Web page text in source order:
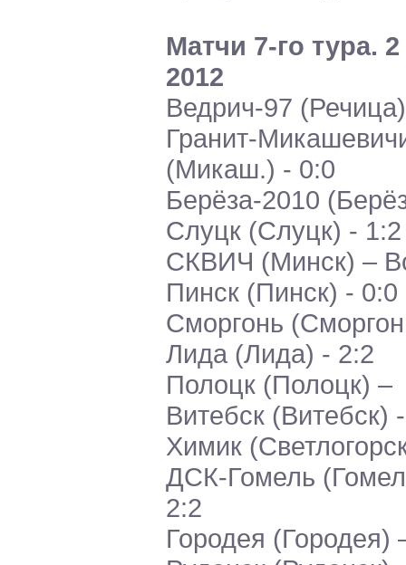
Матчи 7-го тура.
2012
Ведрич-97
Гранит-
(Микаш.) - 0:0
Берёза-2010
Слуцк (Слуцк) - 1:2
СКВИЧ (Минск) –
Пинск (Пинск) - 0:0
Сморгонь
Лида (Лида) - 2:2
Полоцк (Полоцк) –
Витебск (Витебск)
Химик
ДСК-Гомель
2:2
Городея (Городея)